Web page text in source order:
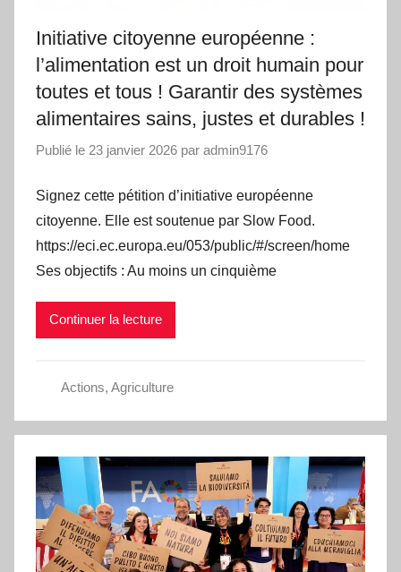
Initiative citoyenne européenne :
l’alimentation est un droit humain pour
toutes et tous ! Garantir des systèmes
alimentaires sains, justes et durables !
Publié le 23 janvier 2026 par admin9176
Signez cette pétition d’initiative européenne
citoyenne. Elle est soutenue par Slow Food.
https://eci.ec.europa.eu/053/public/#/screen/home
Ses objectifs : Au moins un cinquième
Continuer la lecture
Actions, Agriculture